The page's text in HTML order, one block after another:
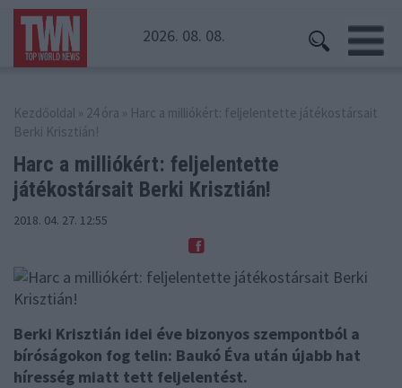
2026. 08. 08.
Kezdőoldal » 24 óra » Harc a milliókért: feljelentette játékostársait
Berki Krisztián!
Harc a milliókért: feljelentette
játékostársait Berki Krisztián!
2018. 04. 27. 12:55
Berki Krisztián idei éve bizonyos szempontból a
bíróságokon fog telin: Baukó Éva után újabb hat
híresség miatt tett feljelentést.